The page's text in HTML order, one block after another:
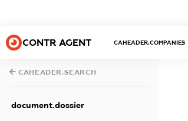
CONTR AGENT CAHEADER.COMPANIES
CAHEADER.SEARCH
document.dossier